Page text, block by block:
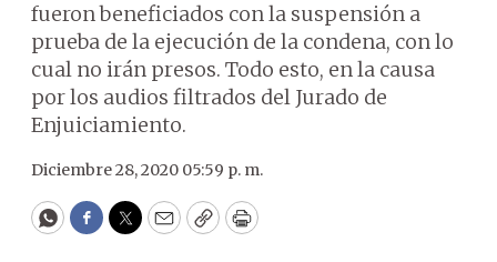
fueron beneficiados con la suspensión a
prueba de la ejecución de la condena, con lo
cual no irán presos. Todo esto, en la causa
por los audios filtrados del Jurado de
Enjuiciamiento.
Diciembre 28, 2020 05:59 p. m.
WhatsApp
Facebook
Twitter
EmailCopyPrint